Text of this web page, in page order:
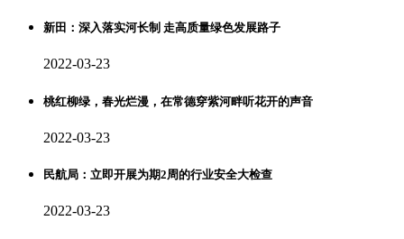
新田：深入落实河长制 走高质量绿色发展路子
2022-03-23
桃红柳绿，春光烂漫，在常德穿紫河畔听花开的声音
2022-03-23
民航局：立即开展为期2周的行业安全大检查
2022-03-23